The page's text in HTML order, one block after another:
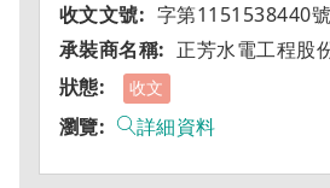
字第1151538440號
正芳水電工程股
收文
詳細資料